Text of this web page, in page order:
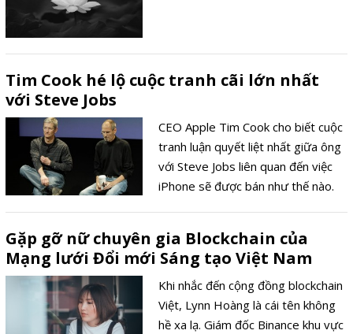
Tim Cook hé lộ cuộc tranh cãi lớn nhất
với Steve Jobs
CEO Apple Tim Cook cho biết cuộc
tranh luận quyết liệt nhất giữa ông
với Steve Jobs liên quan đến việc
iPhone sẽ được bán như thế nào.
Gặp gỡ nữ chuyên gia Blockchain của
Mạng lưới Đổi mới Sáng tạo Việt Nam
Khi nhắc đến cộng đồng blockchain
Việt, Lynn Hoàng là cái tên không
hề xa lạ. Giám đốc Binance khu vực